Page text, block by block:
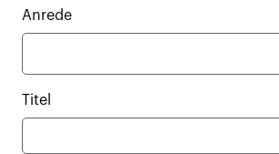
Anrede
Titel